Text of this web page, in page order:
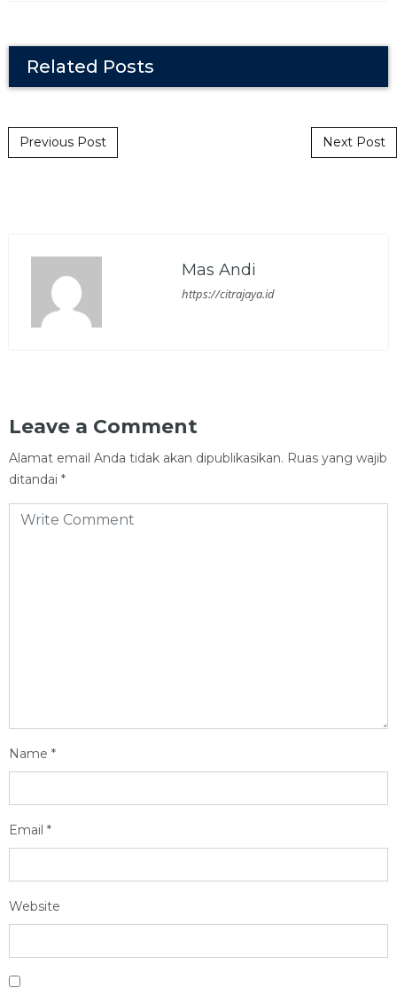
Related Posts
Post navigation
Previous Post Next Post
Mas Andi
https://citrajaya.id
Leave a Comment
Alamat email Anda tidak akan dipublikasikan. Ruas yang wajib
ditandai *
Name *
Email *
Website